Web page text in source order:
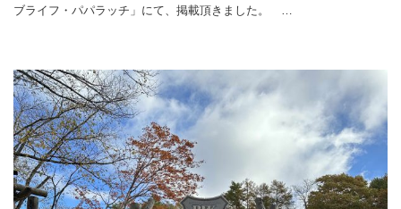
ブライフ・パパラッチ」にて、掲載頂きました。 …